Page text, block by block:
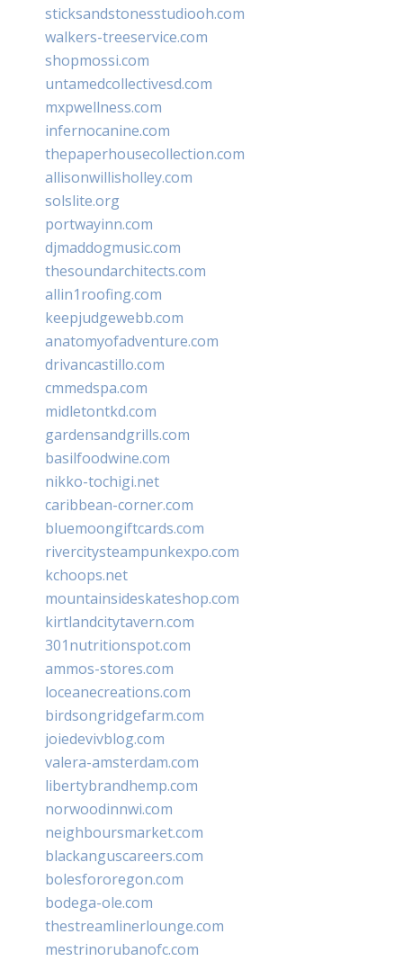
sticksandstonesstudiooh.com
walkers-treeservice.com
shopmossi.com
untamedcollectivesd.com
mxpwellness.com
infernocanine.com
thepaperhousecollection.com
allisonwillisholley.com
solslite.org
portwayinn.com
djmaddogmusic.com
thesoundarchitects.com
allin1roofing.com
keepjudgewebb.com
anatomyofadventure.com
drivancastillo.com
cmmedspa.com
midletontkd.com
gardensandgrills.com
basilfoodwine.com
nikko-tochigi.net
caribbean-corner.com
bluemoongiftcards.com
rivercitysteampunkexpo.com
kchoops.net
mountainsideskateshop.com
kirtlandcitytavern.com
301nutritionspot.com
ammos-stores.com
loceanecreations.com
birdsongridgefarm.com
joiedevivblog.com
valera-amsterdam.com
libertybrandhemp.com
norwoodinnwi.com
neighboursmarket.com
blackanguscareers.com
bolesfororegon.com
bodega-ole.com
thestreamlinerlounge.com
mestrinorubanofc.com